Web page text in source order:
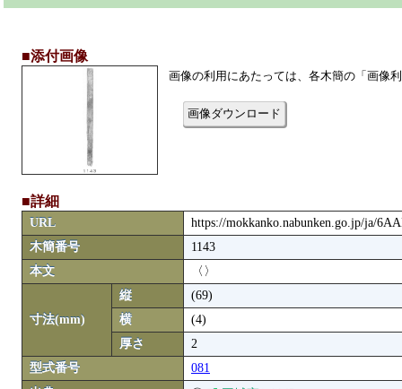
■添付画像
画像の利用にあたっては、各木簡の「画像
画像ダウンロード
■詳細
URL
https://mokkanko.nabunken.go.jp/ja/
木簡番号
1143
本文
〈〉
寸法(mm)
縦
(69)
横
(4)
厚さ
2
型式番号
081